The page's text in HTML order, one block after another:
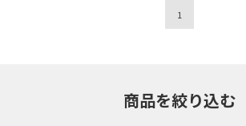
1
商品を絞り込む